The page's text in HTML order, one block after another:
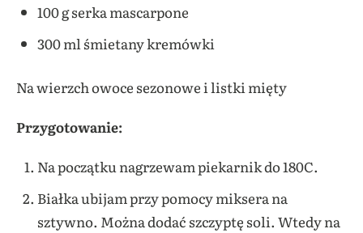
100 g serka mascarpone
300 ml śmietany kremówki
Na wierzch owoce sezonowe i listki mięty
Przygotowanie:
Na początku nagrzewam piekarnik do 180C.
Białka ubijam przy pomocy miksera na
sztywno. Można dodać szczyptę soli. Wtedy na